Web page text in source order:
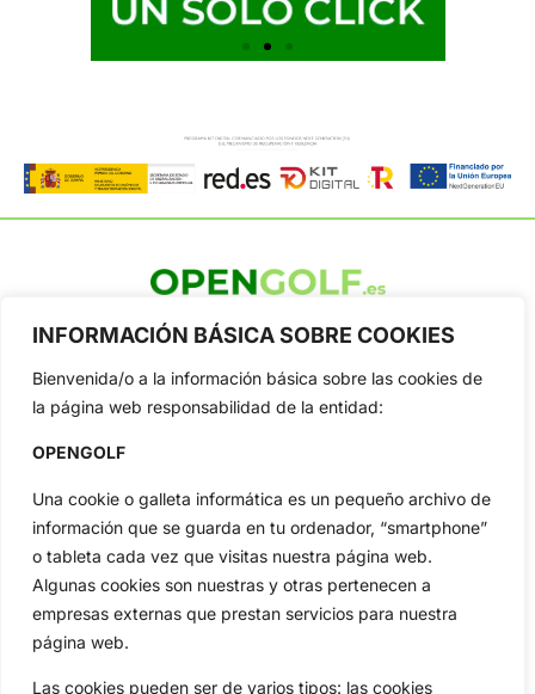
INFORMACIÓN BÁSICA SOBRE COOKIES
Bienvenida/o a la información básica sobre las cookies de
la página web responsabilidad de la entidad:
OPENGOLF
Una cookie o galleta informática es un pequeño archivo de
información que se guarda en tu ordenador, “smartphone”
o tableta cada vez que visitas nuestra página web.
Algunas cookies son nuestras y otras pertenecen a
empresas externas que prestan servicios para nuestra
página web.
Las cookies pueden ser de varios tipos: las cookies
OpenGolf ofrece toda la actualidad, información del golf
profesional y amateur, resultados en directo, vídeos, noticias,
Jon Rahm, LIV Golf, PGA Tour, Ryder Cup, DP World Tour, LPGA
Tour...
Inicio
Actualidad
Amateurs
Circuitos
Especiales
Ryder Cup
Reglas
Vídeos
De Interés
Compañía